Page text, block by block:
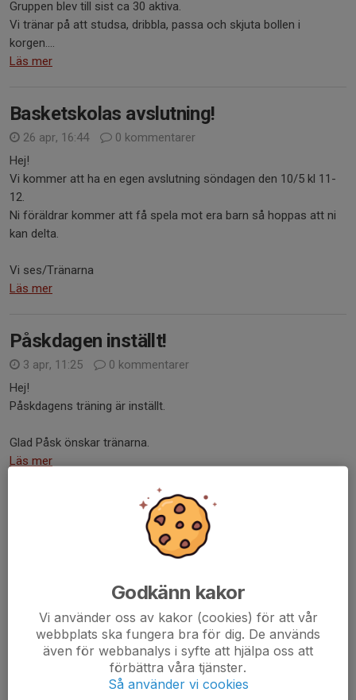
Gruppen blev till sist ca 30 aktiva.
Vi tränar på att studsa, dribbla, passa och skjuta bollen i
korgen....
Läs mer
Basketskolas avslutning!
26 apr, 16:44
0 kommentarer
Hej!
Vi kommer att ha en egen avslutning söndagen den 10/5 kl 11-
12.
Ni föräldrar kommer att få spela mot era barn så hoppas att ni
kan delta.
Vi ses/Tränarna
Läs mer
Påskdagen inställt!
3 apr, 11:25
0 kommentarer
Hej!
Påskdagens träning är inställt.
Glad Påsk önskar tränarna.
Läs mer
0 kommentarer
flickor/pojkar som går i årskurs 2 och 3.
Ingen föranmälan krävs.
Söndagar kl 11-12 i Rönnehallen.
Godkänn kakor
Vi använder oss av kakor (cookies) för att vår
webbplats ska fungera bra för dig. De används
även för webbanalys i syfte att hjälpa oss att
förbättra våra tjänster.
Så använder vi cookies